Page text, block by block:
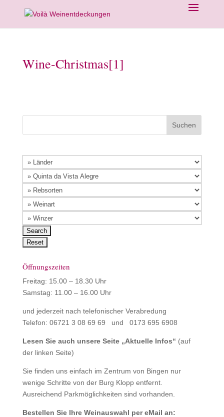
Wine-Christmas[1]
Öffnungszeiten
Freitag: 15.00 – 18.30 Uhr
Samstag: 11.00 – 16.00 Uhr
und jederzeit nach telefonischer Verabredung
Telefon: 06721 3 08 69 69 und 0173 695 6908
Lesen Sie auch unsere Seite „Aktuelle Infos“ (auf
der linken Seite)
Sie finden uns einfach im Zentrum von Bingen nur
wenige Schritte von der Burg Klopp entfernt.
Ausreichend Parkmöglichkeiten sind vorhanden.
Bestellen Sie Ihre Weinauswahl per eMail an: